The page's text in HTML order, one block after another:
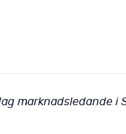
marknadsledande